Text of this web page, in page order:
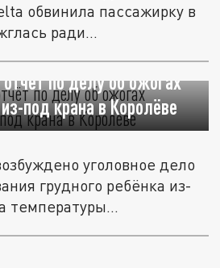
обвинила пассажирку в
ради...
по делу об ожогах
под крана в Королёве
уголовное дело
грудного ребёнка из-
температуры...